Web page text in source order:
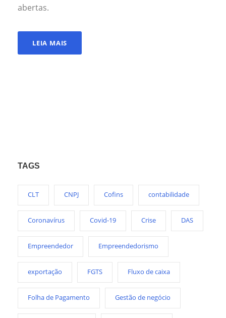
abertas.
LEIA MAIS
TAGS
CLT CNPJ Cofins contabilidade
Coronavírus Covid-19 Crise DAS
Empreendedor Empreendedorismo
exportação FGTS Fluxo de caixa
Folha de Pagamento Gestão de negócio